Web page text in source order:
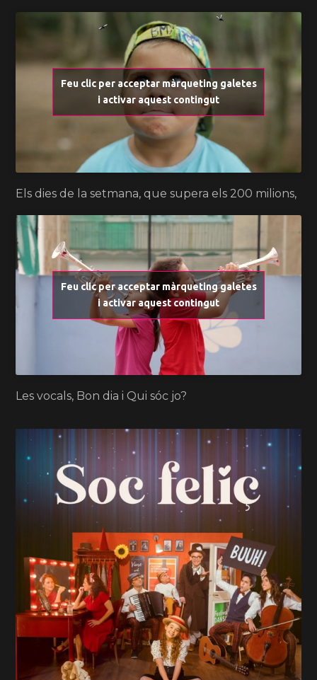
Feu clic per acceptar màrqueting galetes
i activar aquest contingut
Els dies de la setmana, que supera els 200 milions,
Feu clic per acceptar màrqueting galetes
i activar aquest contingut
Les vocals, Bon dia i Qui sóc jo?